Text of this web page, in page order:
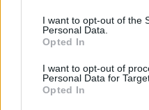
I want to opt-out of the
Personal Data.
Opted In
I want to opt-out of
Personal Data for
Opted In